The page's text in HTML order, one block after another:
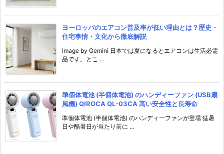
ヨーロッパのエアコン普及率が低い理由とは？歴史・
住宅事情・文化から徹底解説
Image by Gemini 日本では夏になるとエアコンは生活必需
品です。とこ ...
準個体電池 (半個体電池) のハンディーファン (USB扇
風機) QIROCA QL-03CA 高い安全性と長寿命
準個体電池 (半個体電池) のハンディーファンが登場 猛暑
日や酷暑日が当たり前に ...